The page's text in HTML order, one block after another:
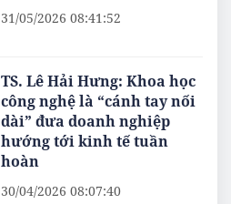
31/05/2026 08:41:52
TS. Lê Hải Hưng: Khoa học
công nghệ là “cánh tay nối
dài” đưa doanh nghiệp
hướng tới kinh tế tuần
hoàn
30/04/2026 08:07:40